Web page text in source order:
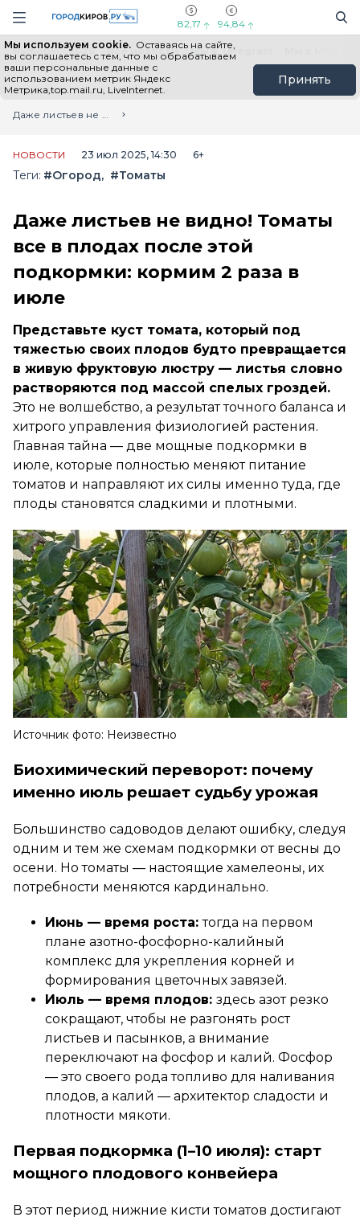
Навигация сайта
82,17 94,84
Мы используем cookie. Оставаясь на сайте,
вы соглашаетесь с тем, что мы обрабатываем
ваши персональные данные с
использованием метрик Яндекс
Метрика,top.mail.ru, LiveInternet.
Принять
Выборы - 2026 Все новости Мы в Telegram
Главная
Лента новостей
Даже листьев не видно! Томаты все в плодах после этой подкормки: кормим 2 раза в июле
НОВОСТИ 23 июл 2025, 14:30 6+
Теги: #Огород #Томаты
Даже листьев не видно! Томаты
все в плодах после этой
подкормки: кормим 2 раза в
июле
Представьте куст томата, который под
тяжестью своих плодов будто превращается
в живую фруктовую люстру — листья словно
растворяются под массой спелых гроздей.
Это не волшебство, а результат точного баланса и
хитрого управления физиологией растения.
Главная тайна — две мощные подкормки в
июле, которые полностью меняют питание
томатов и направляют их силы именно туда, где
плоды становятся сладкими и плотными.
Источник фото: Неизвестно
Биохимический переворот: почему
именно июль решает судьбу урожая
Большинство садоводов делают ошибку, следуя
одним и тем же схемам подкормки от весны до
осени. Но томаты — настоящие хамелеоны, их
потребности меняются кардинально.
Июнь — время роста:тогда на первом
плане азотно-фосфорно-калийный
комплекс для укрепления корней и
формирования цветочных завязей.
Июль — время плодов: здесь азот резко
сокращают, чтобы не разгонять рост
листьев и пасынков, а внимание
переключают на фосфор и калий. Фосфор
— это своего рода топливо для наливания
плодов, а калий — архитектор сладости и
плотности мякоти.
Первая подкормка (1–10 июля): старт
мощного плодового конвейера
В этот период нижние кисти томатов достигают